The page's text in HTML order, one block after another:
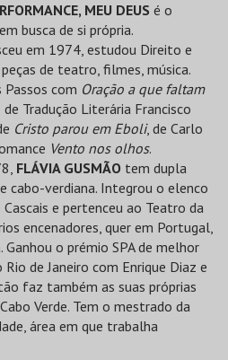
MEU DEUS é o
busca de si própria.
em 1974, estudou Direito e
de teatro, filmes, música.
Passos com Oração a que faltam
Tradução Literária Francisco
Cristo parou em Eboli, de Carlo
Vento nos olhos.
FLÁVIA GUSMÃO tem dupla
cabo-verdiana. Integrou o elenco
e pertenceu ao Teatro da
encenadores, quer em Portugal,
o prémio SPA de melhor
de Janeiro com Enrique Diaz e
faz também as suas próprias
Verde. Tem o mestrado da
área em que trabalha